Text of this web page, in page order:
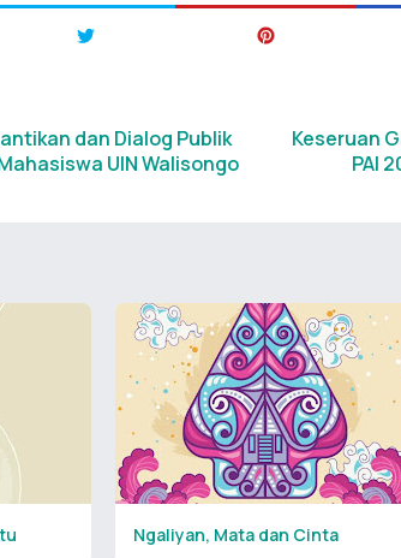
dan Dialog Publik
UIN Walisongo
Keseruan
PAI
Ngaliyan, Mata dan Cinta